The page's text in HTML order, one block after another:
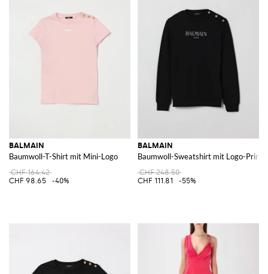
BALMAIN
Baumwoll-T-Shirt mit Mini-Logo
CHF 164.42
CHF 98.65
-40%
BALMAIN
Baumwoll-Sweatshirt mit Logo-Print
CHF 248.50
CHF 111.81
-55%